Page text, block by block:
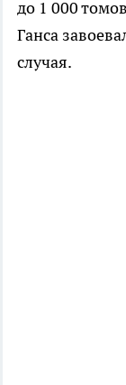
до 1 000
Ганса
случая.